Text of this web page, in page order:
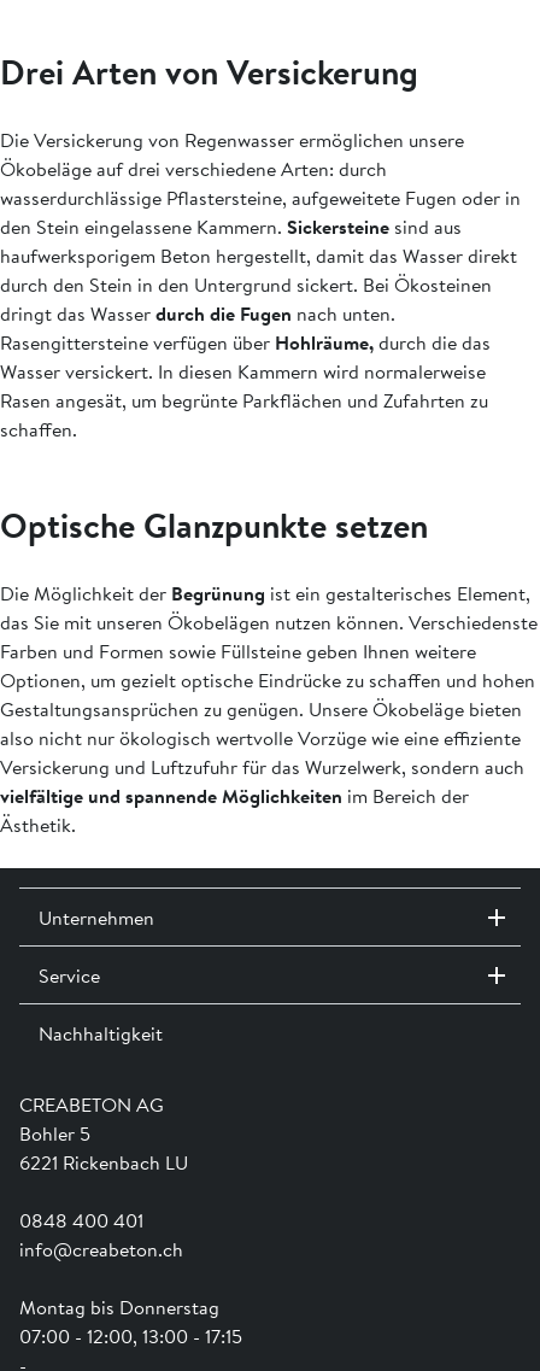
Drei Arten von Versickerung
Die Versickerung von Regenwasser ermöglichen unsere
Ökobeläge auf drei verschiedene Arten: durch
wasserdurchlässige Pflastersteine, aufgeweitete Fugen oder in
den Stein eingelassene Kammern. Sickersteine sind aus
haufwerksporigem Beton hergestellt, damit das Wasser direkt
durch den Stein in den Untergrund sickert. Bei Ökosteinen
dringt das Wasserdurch die Fugen nach unten.
Rasengittersteine verfügen über Hohlräume,durch die das
Wasser versickert. In diesen Kammern wird normalerweise
Rasen angesät, um begrünte Parkflächen und Zufahrten zu
schaffen.
Optische Glanzpunkte setzen
Die Möglichkeit der Begrünung ist ein gestalterisches Element,
das Sie mit unseren Ökobelägen nutzen können. Verschiedenste
Farben und Formen sowie Füllsteine geben Ihnen weitere
Optionen, um gezielt optische Eindrücke zu schaffen und hohen
Gestaltungsansprüchen zu genügen. Unsere Ökobeläge bieten
also nicht nur ökologisch wertvolle Vorzüge wie eine effiziente
Versickerung und Luftzufuhr für das Wurzelwerk, sondern auch
vielfältige und spannende Möglichkeiten im Bereich der
Ästhetik.
CREABETON AG
Bohler 5
6221 Rickenbach LU
0848 400 401
info@creabeton.ch
Montag bis Donnerstag
07:00 - 12:00, 13:00 - 17:15
-
Unternehmen
Kontakt / Standorte
Ausstellungen
Team
Ausbildung
Service
Dienstleistungen
Shop Hilfe
Anwendungsunterstützung
Newsletter
Nachhaltigkeit
Engagement
Swissness
Schwammstadt